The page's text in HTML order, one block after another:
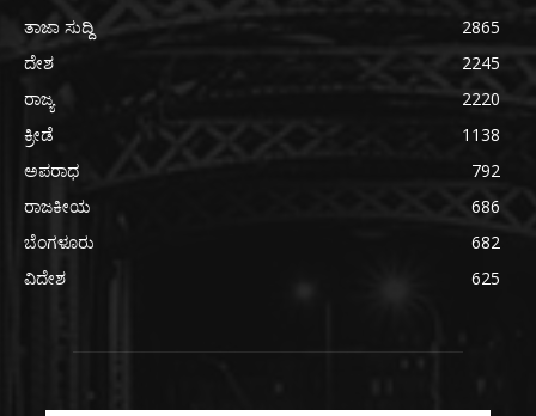
ತಾಜಾ ಸುದ್ದಿ
2865
ದೇಶ
2245
ರಾಜ್ಯ
2220
ಕ್ರೀಡೆ
1138
ಅಪರಾಧ
792
ರಾಜಕೀಯ
686
ಬೆಂಗಳೂರು
682
ವಿದೇಶ
625